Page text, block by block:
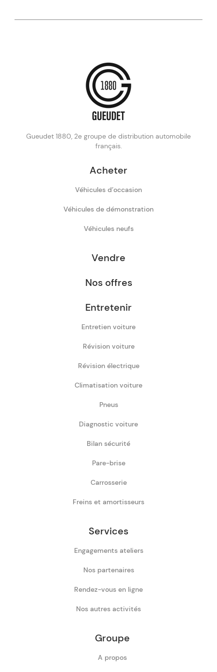
Gueudet 1880, 2e groupe de distribution automobile
français.
Acheter
Véhicules d’occasion
Véhicules de démonstration
Véhicules neufs
Vendre
Nos offres
Entretenir
Entretien voiture
Révision voiture
Révision électrique
Climatisation voiture
Pneus
Diagnostic voiture
Bilan sécurité
Pare-brise
Carrosserie
Freins et amortisseurs
Services
Engagements ateliers
Nos partenaires
Rendez-vous en ligne
Nos autres activités
Groupe
A propos